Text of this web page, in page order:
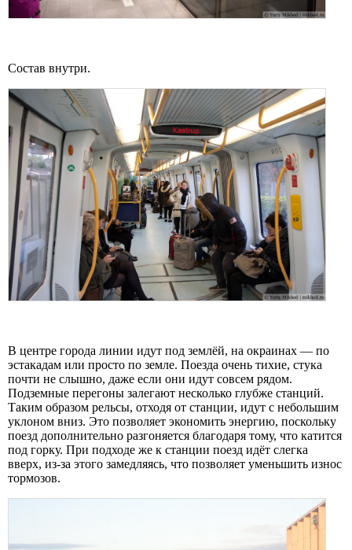
Состав внутри.
В центре города линии идут под землёй, на окраинах — по
эстакадам или просто по земле. Поезда очень тихие, стука
почти не слышно, даже если они идут совсем рядом.
Подземные перегоны залегают несколько глубже станций.
Таким образом рельсы, отходя от станции, идут с небольшим
уклоном вниз. Это позволяет экономить энергию, поскольку
поезд дополнительно разгоняется благодаря тому, что катится
под горку. При подходе же к станции поезд идёт слегка
вверх, из-за этого замедляясь, что позволяет уменьшить износ
тормозов.